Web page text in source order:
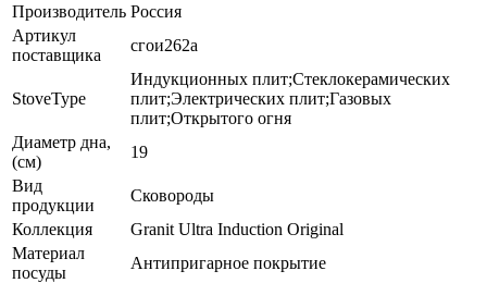
Производитель Россия
Артикул
поставщика
сгои262а
StoveType
Индукционных плит;Стеклокерамических
плит;Электрических плит;Газовых
плит;Открытого огня
Диаметр дна,
(см)
19
Вид
продукции
Сковороды
Коллекция
Granit Ultra Induction Original
Материал
посуды
Антипригарное покрытие